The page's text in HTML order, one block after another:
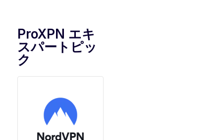
ProXPN エキ
スパートピッ
ク